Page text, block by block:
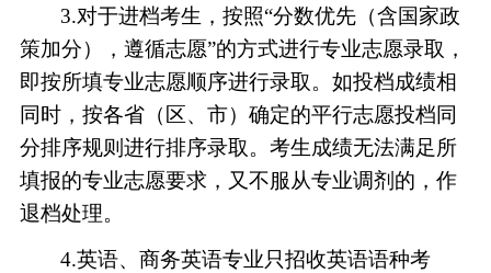
3.对于进档考生，按照“分数优先（含国家政
策加分），遵循志愿”的方式进行专业志愿录取，
即按所填专业志愿顺序进行录取。如投档成绩相
同时，按各省（区、市）确定的平行志愿投档同
分排序规则进行排序录取。考生成绩无法满足所
填报的专业志愿要求，又不服从专业调剂的，作
退档处理。
4.英语、商务英语专业只招收英语语种考